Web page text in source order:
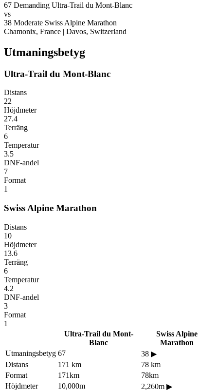
67 Demanding Ultra-Trail du Mont-Blanc
vs
38 Moderate Swiss Alpine Marathon
Chamonix, France | Davos, Switzerland
Utmaningsbetyg
Ultra-Trail du Mont-Blanc
Distans
22
Höjdmeter
27.4
Terräng
6
Temperatur
3.5
DNF-andel
7
Format
1
Swiss Alpine Marathon
Distans
10
Höjdmeter
13.6
Terräng
6
Temperatur
4.2
DNF-andel
3
Format
1
Ultra-Trail du Mont-
Blanc
Swiss Alpine
Marathon
Utmaningsbetyg 67 38 ▶
Distans
171 km
78 km
Format
171km
78km
Höjdmeter
10,000m 2,260m ▶